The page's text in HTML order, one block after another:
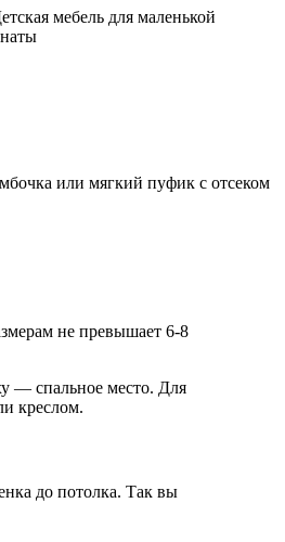
или мягкий пуфик с отсеком
не превышает 6-8
— спальное место. Для
креслом.
до потолка. Так вы